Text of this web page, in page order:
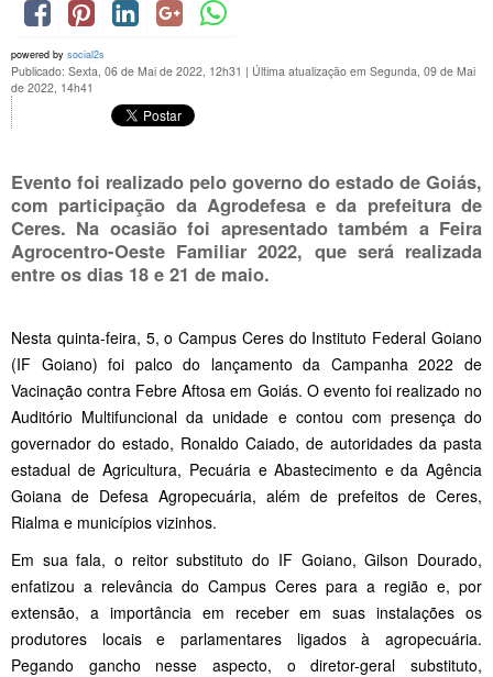
powered by social2s
Publicado: Sexta, 06 de Mai de 2022, 12h31 | Última atualização em Segunda, 09 de Mai
de 2022, 14h41
Evento foi realizado pelo governo do estado de Goiás,
com participação da Agrodefesa e da prefeitura de
Ceres. Na ocasião foi apresentado também a Feira
Agrocentro-Oeste Familiar 2022, que será realizada
entre os dias 18 e 21 de maio.
Nesta quinta-feira, 5, o Campus Ceres do Instituto Federal Goiano
(IF Goiano) foi palco do lançamento da Campanha 2022 de
Vacinação contra Febre Aftosa em Goiás. O evento foi realizado no
Auditório Multifuncional da unidade e contou com presença do
governador do estado, Ronaldo Caiado, de autoridades da pasta
estadual de Agricultura, Pecuária e Abastecimento e da Agência
Goiana de Defesa Agropecuária, além de prefeitos de Ceres,
Rialma e municípios vizinhos.
Em sua fala, o reitor substituto do IF Goiano, Gilson Dourado,
enfatizou a relevância do Campus Ceres para a região e, por
extensão, a importância em receber em suas instalações os
produtores locais e parlamentares ligados à agropecuária.
Pegando gancho nesse aspecto, o diretor-geral substituto,